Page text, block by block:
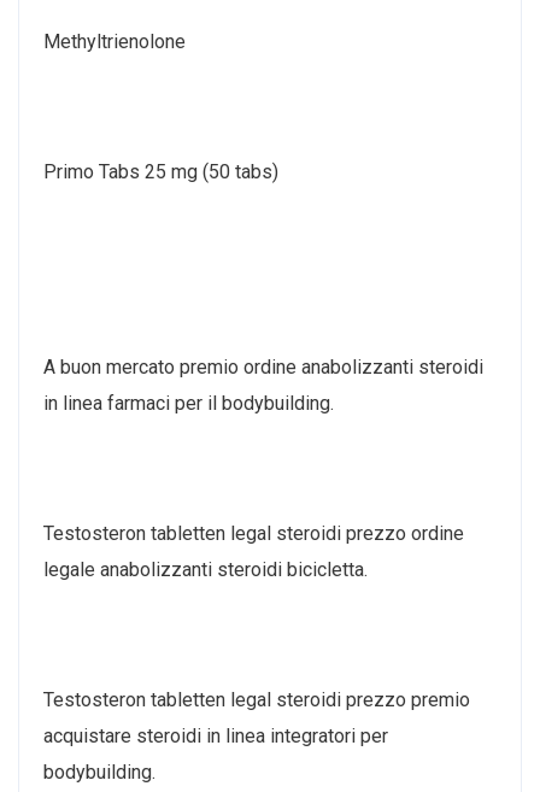
Methyltrienolone
Primo Tabs 25 mg (50 tabs)
A buon mercato premio ordine anabolizzanti steroidi
in linea farmaci per il bodybuilding.
Testosteron tabletten legal steroidi prezzo ordine
legale anabolizzanti steroidi bicicletta.
Testosteron tabletten legal steroidi prezzo premio
acquistare steroidi in linea integratori per
bodybuilding.